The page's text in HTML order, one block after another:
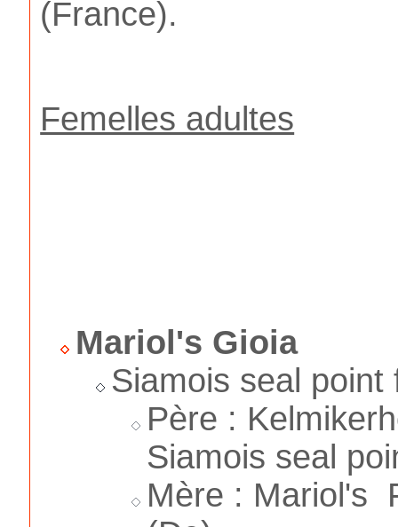
(France).
Femelles adultes
Mariol's Gioia
Siamois seal point
Père :
Siamois seal
Mère : Mariol's